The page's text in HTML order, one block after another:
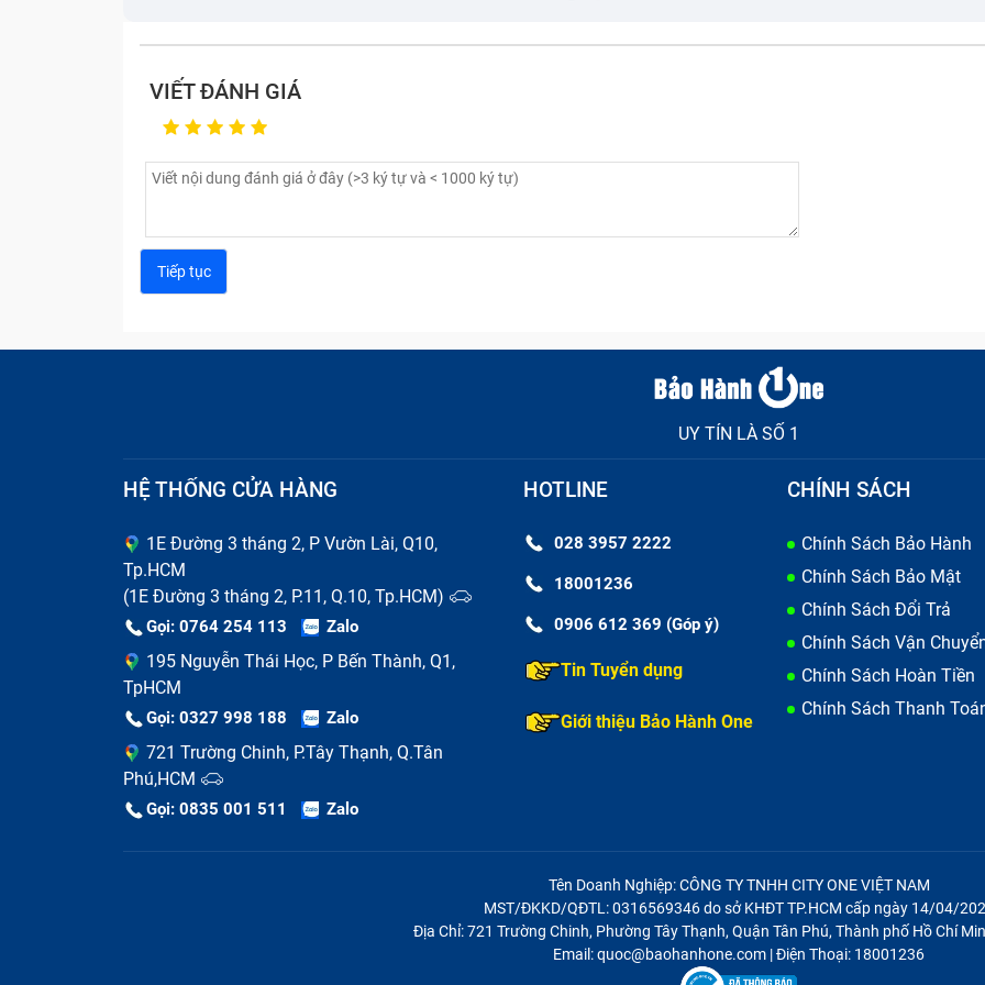
Bảo Hành One tư vấn nguyên nhân dẫn tới sạc Adapter Điện thoại bị hỏng
Những lưu ý khi thay sạc Adapter Điện Thoại Đuôi Sony Xz Premium/
G8142/ So-04J
Phụ kiện, linh kiện điện tử trên thị trường không chỉ sạc Adapter điện thoại mà hầu hết đều có hai
chính hãng và trôi nổi không chính hãng. Để trở thành một người tiêu dùng thông thái, bạn cần trang bị
cho mình kinh nghiệm test sạc, chọn mua được sản phẩm chính hãng để tránh mua nhầm hàng
lượng và phải thay sạc Adapter điện thoại Đuôi Sony Xz Premium/ G8141/ G8142/ So-04J liên tục.
Hàng chính hãng sẽ có mức giá cao hơn hàng trôi nổi và hàng dựng, có bảo hành đầy đủ. Nếu bạn
dân chuyên công nghệ thì hãy tìm tới trung tâm, cửa hàng uy tín, hệ thống nhiều cửa hàng để có
phẩm chất lượng, bảo hành tốt, hỗ trợ nhanh chóng và chất lượng nhất.
Tại Bảo Hành One, bạn có thể phản hồi về sản phẩm khi mang về nhà dùng thử và đội ngũ kỹ thuật viên
VIẾT ĐÁNH GIÁ
UY TÍN LÀ SỐ 1
HỆ THỐNG CỬA HÀNG
1E Đường 3 tháng 2, P Vườn Lài, Q10,
Tp.HCM
(1E Đường 3 tháng 2, P.11, Q.10, Tp.HCM)
Gọi: 0764 254 113 Zalo
195 Nguyễn Thái Học, P Bến Thành, Q1,
TpHCM
Gọi: 0327 998 188 Zalo
721 Trường Chinh, P.Tây Thạnh, Q.Tân
Phú,HCM
Gọi: 0835 001 511 Zalo
HOTLINE
028 3957 2222
18001236
0906 612 369 (Góp ý)
Tin Tuyển dụng
Giới thiệu Bảo Hành One
CHÍNH SÁCH
Chính Sách Bảo Hành
Chính Sách Bảo Mật
Chính Sách Đổi Trả
Chính Sách Vận
Chính Sách Hoàn Tiền
Chính Sách Thanh
Tên Doanh Nghiệp: CÔNG TY TNHH CITY ONE VIỆT NAM
MST/ĐKKD/QĐTL: 0316569346 do sở KHĐT TP.HCM cấp ngày 14/04/
Địa Chỉ: 721 Trường Chinh, Phường Tây Thạnh, Quận Tân Phú, Thành phố Hồ Chí
Email: quoc@baohanhone.com | Điện Thoại: 18001236